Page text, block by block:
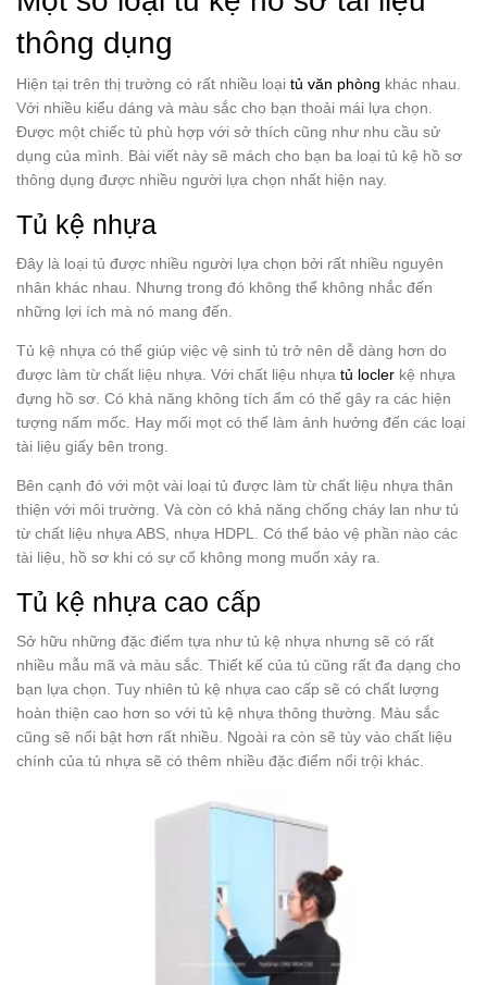
thông dụng
Hiện tại trên thị trường có rất nhiều loại tủ văn phòng khác nhau.
Với nhiều kiểu dáng và màu sắc cho bạn thoải mái lựa chọn.
Được một chiếc tủ phù hợp với sở thích cũng như nhu cầu sử
dụng của mình. Bài viết này sẽ mách cho bạn ba loại tủ kệ hồ sơ
thông dụng được nhiều người lựa chọn nhất hiện nay.
Tủ kệ nhựa
Đây là loại tủ được nhiều người lựa chọn bởi rất nhiều nguyên
nhân khác nhau. Nhưng trong đó không thể không nhắc đến
những lợi ích mà nó mang đến.
Tủ kệ nhựa có thể giúp việc vệ sinh tủ trở nên dễ dàng hơn do
được làm từ chất liệu nhựa. Với chất liệu nhựa tủ locler kệ nhựa
đựng hồ sơ. Có khả năng không tích ẩm có thể gây ra các hiện
tượng nấm mốc. Hay mối mọt có thể làm ảnh hưởng đến các loại
tài liệu giấy bên trong.
Bên cạnh đó với một vài loại tủ được làm từ chất liệu nhựa thân
thiện với môi trường. Và còn có khả năng chống cháy lan như tủ
từ chất liệu nhựa ABS, nhựa HDPL. Có thể bảo vệ phần nào các
tài liệu, hồ sơ khi có sự cố không mong muốn xảy ra.
Tủ kệ nhựa cao cấp
Sở hữu những đặc điểm tựa như tủ kệ nhựa nhưng sẽ có rất
nhiều mẫu mã và màu sắc. Thiết kế của tủ cũng rất đa dạng cho
bạn lựa chọn. Tuy nhiên tủ kệ nhựa cao cấp sẽ có chất lượng
hoàn thiện cao hơn so với tủ kệ nhựa thông thường. Màu sắc
cũng sẽ nổi bật hơn rất nhiều. Ngoài ra còn sẽ tùy vào chất liệu
chính của tủ nhựa sẽ có thêm nhiều đặc điểm nổi trội khác.